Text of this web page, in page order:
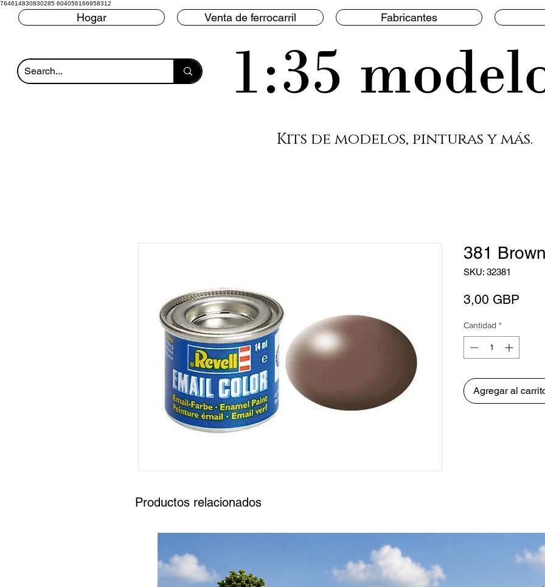
764614830830285 604056166958312
Hogar Venta de ferrocarril Fabricantes
1:35
Kits de modelos, pinturas y más.
381
SKU: 32381
3,00 GBP
Cantidad *
Agregar al
Productos relacionados